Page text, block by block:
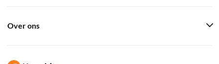
Over ons